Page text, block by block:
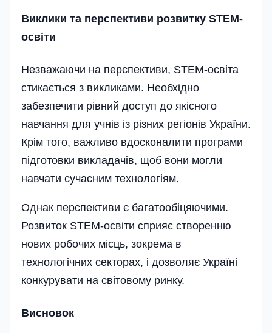
Виклики та перспективи розвитку STEM-
освіти
Незважаючи на перспективи, STEM-освіта
стикається з викликами. Необхідно
забезпечити рівний доступ до якісного
навчання для учнів із різних регіонів України.
Крім того, важливо вдосконалити програми
підготовки викладачів, щоб вони могли
навчати сучасним технологіям.
Однак перспективи є багатообіцяючими.
Розвиток STEM-освіти сприяє створенню
нових робочих місць, зокрема в
технологічних секторах, і дозволяє Україні
конкурувати на світовому ринку.
Висновок